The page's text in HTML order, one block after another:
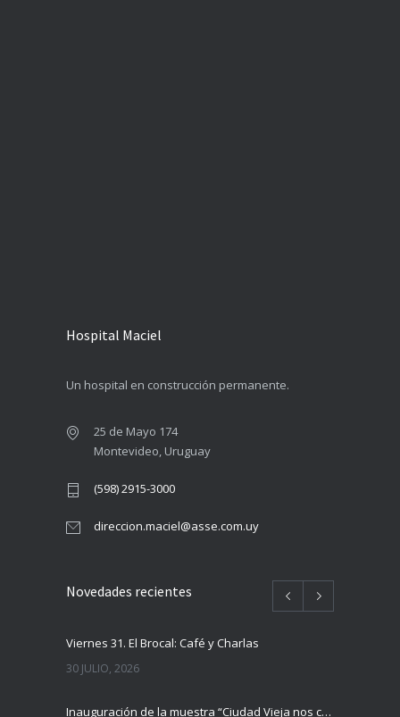
Hospital Maciel
Un hospital en construcción permanente.
25 de Mayo 174
Montevideo, Uruguay
(598) 2915-3000
direccion.maciel@asse.com.uy
Novedades recientes
Viernes 31. El Brocal: Café y Charlas
30 JULIO, 2026
Inauguración de la muestra “Ciudad Vieja nos cuenta”